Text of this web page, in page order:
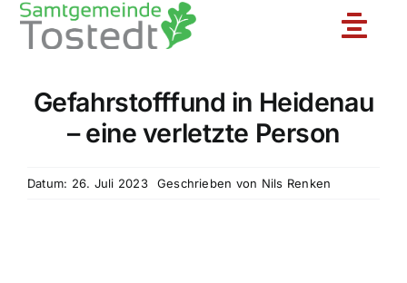
Zum
Toggle
Unsere Feuerwehr
Gefahrstofffund in Heidenau
– eine verletzte Person
Datum: 26. Juli 2023 Geschrieben von Nils Renken